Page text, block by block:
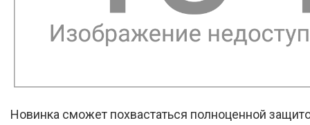
Новинка сможет похвастаться полноценной